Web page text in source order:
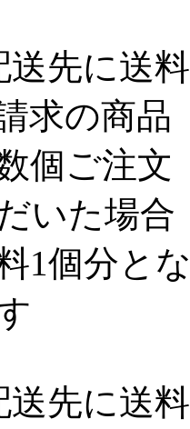
送先に送料
求の商品
個ご注文
いた場合
1個分とな
送先に送料